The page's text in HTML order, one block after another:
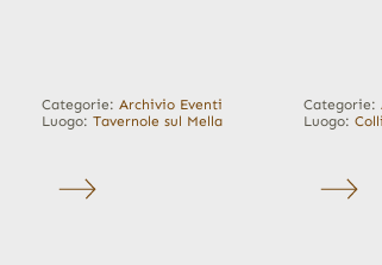
Categorie:Archivio Eventi
Luogo:Tavernole sul Mella
Categorie:
Luogo: